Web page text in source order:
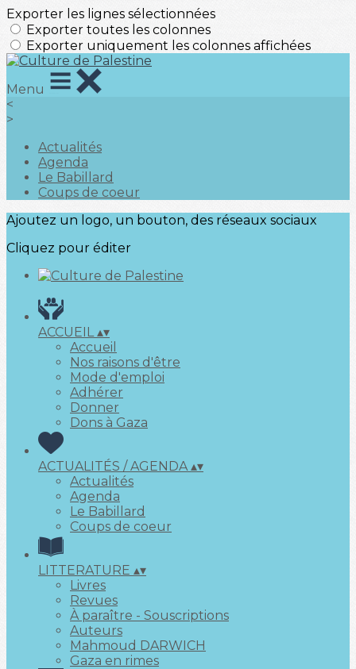
Exporter les lignes sélectionnées
Exporter toutes les colonnes
Exporter uniquement les colonnes affichées
Menu
<
>
Actualités
Agenda
Le Babillard
Coups de coeur
Ajoutez un logo, un bouton, des réseaux sociaux
Cliquez pour éditer
ACCUEIL▴▾
Accueil
Nos raisons d'être
Mode d'emploi
Adhérer
Donner
Dons à Gaza
ACTUALITÉS / AGENDA▴▾
Actualités
Agenda
Le Babillard
Coups de coeur
LITTERATURE ▴▾
Livres
Revues
À paraître - Souscriptions
Auteurs
Mahmoud DARWICH
Gaza en rimes